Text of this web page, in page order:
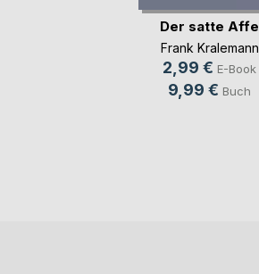
Der satte Affe
Frank Kralemann
2,99 € E-Book
9,99 € Buch